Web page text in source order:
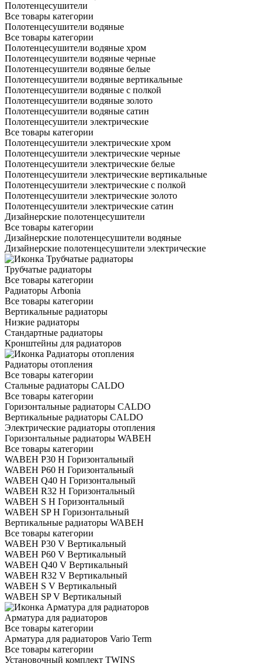
Полотенцесушители
Все товары категории
Полотенцесушители водяные
Все товары категории
Полотенцесушители водяные хром
Полотенцесушители водяные черные
Полотенцесушители водяные белые
Полотенцесушители водяные вертикальные
Полотенцесушители водяные с полкой
Полотенцесушители водяные золото
Полотенцесушители водяные сатин
Полотенцесушители электрические
Все товары категории
Полотенцесушители электрические хром
Полотенцесушители электрические черные
Полотенцесушители электрические белые
Полотенцесушители электрические вертикальные
Полотенцесушители электрические с полкой
Полотенцесушители электрические золото
Полотенцесушители электрические сатин
Дизайнерские полотенцесушители
Все товары категории
Дизайнерские полотенцесушители водяные
Дизайнерские полотенцесушители электрические
Трубчатые радиаторы
Все товары категории
Радиаторы Arbonia
Все товары категории
Вертикальные радиаторы
Низкие радиаторы
Стандартные радиаторы
Кронштейны для радиаторов
Радиаторы отопления
Все товары категории
Стальные радиаторы CALDO
Все товары категории
Горизонтальные радиаторы CALDO
Вертикальные радиаторы CALDO
Электрические радиаторы отопления
Горизонтальные радиаторы WABEH
Все товары категории
WABEH P30 H Горизонтальный
WABEH P60 H Горизонтальный
WABEH Q40 H Горизонтальный
WABEH R32 H Горизонтальный
WABEH S H Горизонтальный
WABEH SP H Горизонтальный
Вертикальные радиаторы WABEH
Все товары категории
WABEH P30 V Вертикальный
WABEH P60 V Вертикальный
WABEH Q40 V Вертикальный
WABEH R32 V Вертикальный
WABEH S V Вертикальный
WABEH SP V Вертикальный
Арматура для радиаторов
Все товары категории
Арматура для радиаторов Vario Term
Все товары категории
Установочный комплект TWINS